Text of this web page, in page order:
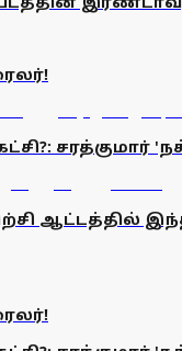
சரத்குமார் 'நச்'
ஆட்டத்தில்